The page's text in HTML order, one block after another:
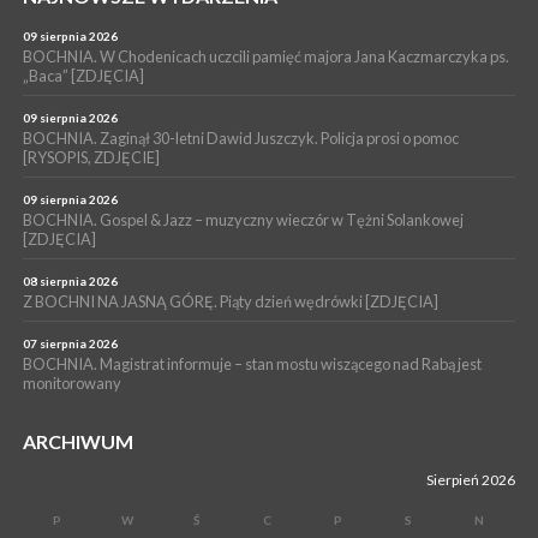
06 sierpnia 2026
LIPNICA MUROWANA. Oddaj krew, pomóż potrzebującym!
06 sierpnia 2026
BOCHNIA. W niedzielę Muzyczna Altana, a w niej Orkiestra Dęta
Kopalni Soli Bochnia
09 sierpnia 2026
BOCHNIA. W Chodenicach uczcili pamięć majora Jana Kaczmarczyka ps.
„Baca” [ZDJĘCIA]
09 sierpnia 2026
BOCHNIA. Zaginął 30-letni Dawid Juszczyk. Policja prosi o pomoc
[RYSOPIS, ZDJĘCIE]
09 sierpnia 2026
BOCHNIA. Gospel & Jazz – muzyczny wieczór w Tężni Solankowej
[ZDJĘCIA]
08 sierpnia 2026
Z BOCHNI NA JASNĄ GÓRĘ. Piąty dzień wędrówki [ZDJĘCIA]
07 sierpnia 2026
BOCHNIA. Magistrat informuje – stan mostu wiszącego nad Rabą jest
monitorowany
ARCHIWUM
Sierpień 2026
P W Ś C P S N